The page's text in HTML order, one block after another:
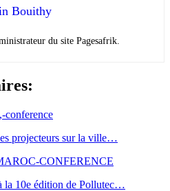
Bouithy
du site Pagesafrik.
projecteurs sur la ville…
la 10e édition de Pollutec…